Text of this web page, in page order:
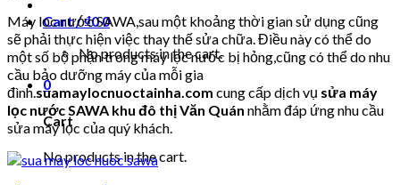
Cart /₫00
No products in the cart.
0
Cart
No products in the cart.
Máy lọc nước SAWA,sau một khoảng thời gian sử dụng cũng
sẽ phải thực hiện việc thay thế sửa chữa. Điều này có thể do
một số bộ phận trong máy lọc nước bị hỏng,cũng có thể do nhu
cầu bảo dưỡng máy của mỗi gia
đình.suamaylocnuoctainha.com cung cấp dịch vụ sửa máy
lọc nước SAWA khu đô thị Văn Quán nhằm đáp ứng nhu cầu
sửa máy lọc của quý khách.